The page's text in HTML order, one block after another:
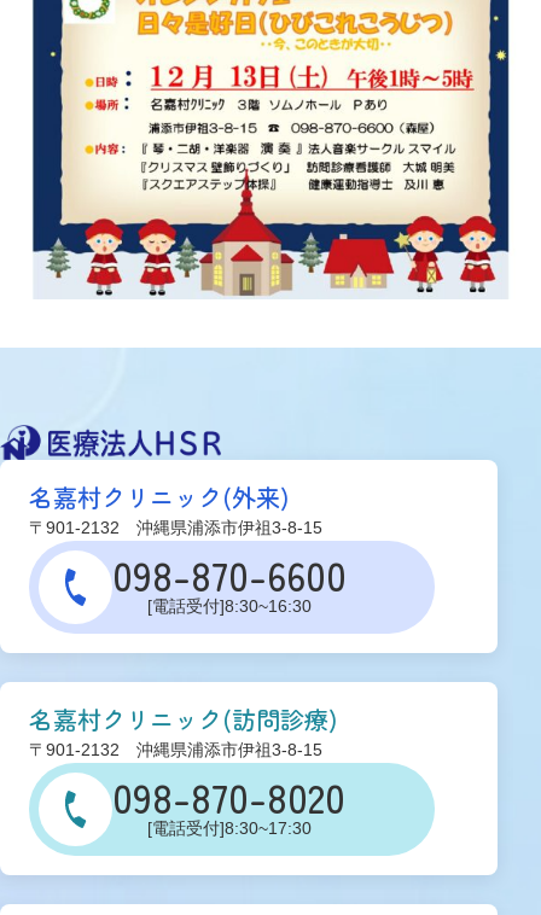
名嘉村クリニック(外来)
〒901-2132 沖縄県浦添市伊祖3-8-15
098-870-6600
[電話受付]8:30~16:30
名嘉村クリニック(訪問診療)
〒901-2132 沖縄県浦添市伊祖3-8-15
098-870-8020
[電話受付]8:30~17:30